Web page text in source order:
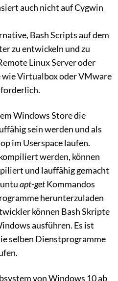
auch nicht auf Cygwin
Bash Scripts auf dem
zu entwickeln und zu
Linux Server oder
Virtualbox oder VMware
Windows Store die
sein werden und als
im Userspace laufen.
werden, können
und lauffähig gemacht
apt-getKommandos
herunterzuladen
können Bash Skripte
ausführen. Es ist
selben Dienstprogramme
von Windows 10 ab